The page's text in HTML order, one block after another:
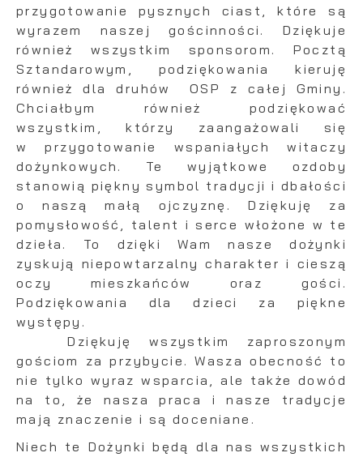
przygotowanie pysznych ciast, które są
wyrazem naszej gościnności. Dziękuje
również wszystkim sponsorom. Pocztą
Sztandarowym, podziękowania kieruję
również dla druhów OSP z całej Gminy.
Chciałbym również podziękować
wszystkim, którzy zaangażowali się
w przygotowanie wspaniałych witaczy
dożynkowych. Te wyjątkowe ozdoby
stanowią piękny symbol tradycji i dbałości
o naszą małą ojczyznę. Dziękuję za
pomysłowość, talent i serce włożone w te
dzieła. To dzięki Wam nasze dożynki
zyskują niepowtarzalny charakter i cieszą
oczy mieszkańców oraz gości.
Podziękowania dla dzieci za piękne
występy.
Dziękuję wszystkim zaproszonym
gościom za przybycie. Wasza obecność to
nie tylko wyraz wsparcia, ale także dowód
na to, że nasza praca i nasze tradycje
mają znaczenie i są doceniane.
Niech te Dożynki będą dla nas wszystkich